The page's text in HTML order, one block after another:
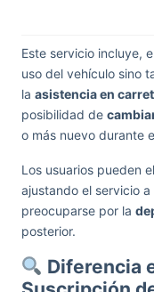
Este servicio incluye,
uso del vehículo sino
la asistencia en
posibilidad de
o más nuevo durante
Los usuarios pueden
ajustando el servicio
preocuparse por la
posterior.
Diferencia